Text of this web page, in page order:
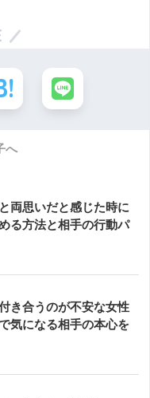
へ
両思いだと感じた時に
る方法と相手の行動パ
き合うのが不安な女性
気になる相手の本心を